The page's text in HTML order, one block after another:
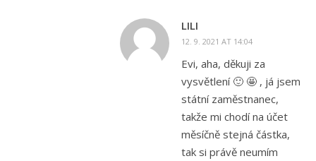
LILI
12. 9. 2021 AT 14:04
Evi, aha, děkuji za
vysvětlení 🙂 🤩 , já jsem
státní zaměstnanec,
takže mi chodí na účet
měsíčně stejná částka,
tak si právě neumím